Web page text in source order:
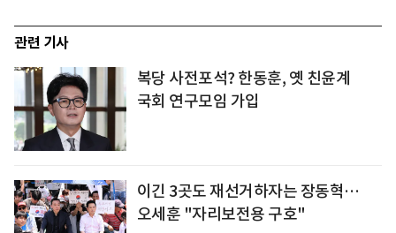
관련 기사
복당 사전포석? 한동훈, 옛 친윤계
국회 연구모임 가입
이긴 3곳도 재선거하자는 장동혁…
오세훈 "자리보전용 구호"